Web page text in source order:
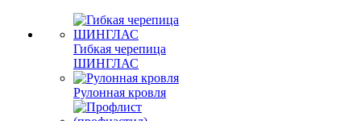
Гибкая черепица
ШИНГЛАС
Рулонная кровля